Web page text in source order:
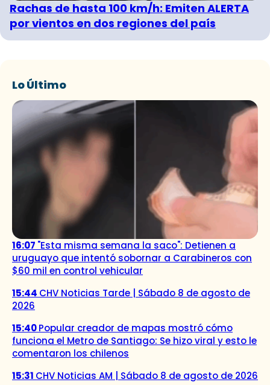
Rachas de hasta 100 km/h: Emiten ALERTA
por vientos en dos regiones del país
Lo Último
16:07 "Esta misma semana la saco": Detienen a
uruguayo que intentó sobornar a Carabineros con
$60 mil en control vehicular
15:44 CHV Noticias Tarde | Sábado 8 de agosto de
2026
15:40Popular creador de mapas mostró cómo
funciona el Metro de Santiago: Se hizo viral y esto le
comentaron los chilenos
15:31 CHV Noticias AM | Sábado 8 de agosto de 2026